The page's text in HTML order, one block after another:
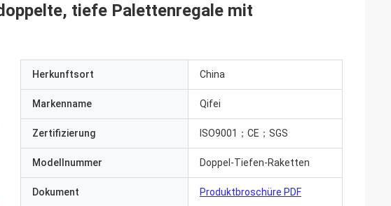
tiefe Palettenregale mit
Herkunftsort China
Markenname Qifei
Zertifizierung ISO9001；CE；SGS
Modellnummer Doppel-Tiefen-Raketten
Dokument Produktbroschüre PDF